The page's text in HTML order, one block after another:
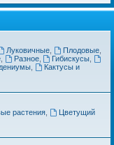
Луковичные, Плодовые,
, Разное, Гибискусы
,
Кактусы и
растения,
Цветущий